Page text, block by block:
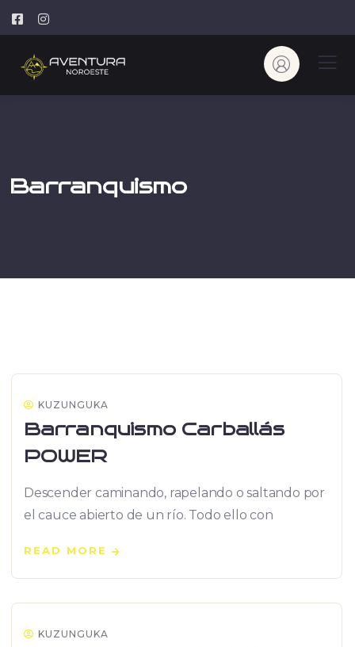
Barranquismo
KUZUNGUKA
Barranquismo Carballás
POWER
Descender caminando, rapelando o saltando por
el cauce abierto de un río. Todo ello con
READ MORE
KUZUNGUKA